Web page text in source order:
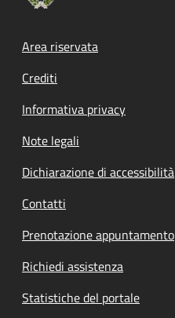
Footer menu
Area riservata
Crediti
Informativa privacy
Note legali
Dichiarazione di accessibilità
Contatti
Prenotazione appuntamento
Richiedi assistenza
Statistiche del portale